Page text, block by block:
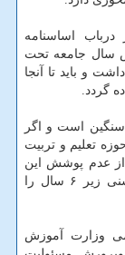
اساسنامه
سال جامعه تحت
و باید تا آنجا
گردد.
سنگین است و اگر
تعلیم و تربیت
از عدم پوشش این
گروه سنی را باید پر کند و ۱۰۰ درصد گروه سنی زیر ۶ سال را
وزارت آموزش